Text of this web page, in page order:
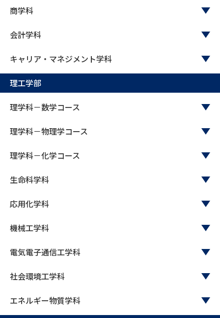
志望校・出願校を調べる
併願校選び
先輩が入学を決めた理由
新生活お役立ちガイド
学問発見
学問の教科書
Ｑ＆Ａ よくあるご質問
商学科
会計学科
キャリア・マネジメント学科
理工学部
理学科－数学コース
理学科－物理学コース
理学科－化学コース
生命科学科
応用化学科
機械工学科
電気電子通信工学科
社会環境工学科
エネルギー物質学科